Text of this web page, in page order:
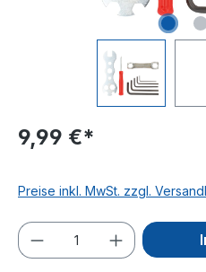
9,99 €*
Preise inkl. MwSt. zzgl.
Produkt Anzahl: